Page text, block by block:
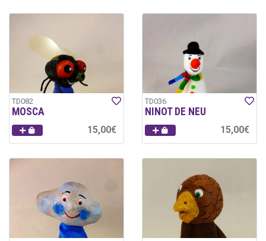
TD082
MOSCA
15,00€
TD036
NINOT DE NEU
15,00€